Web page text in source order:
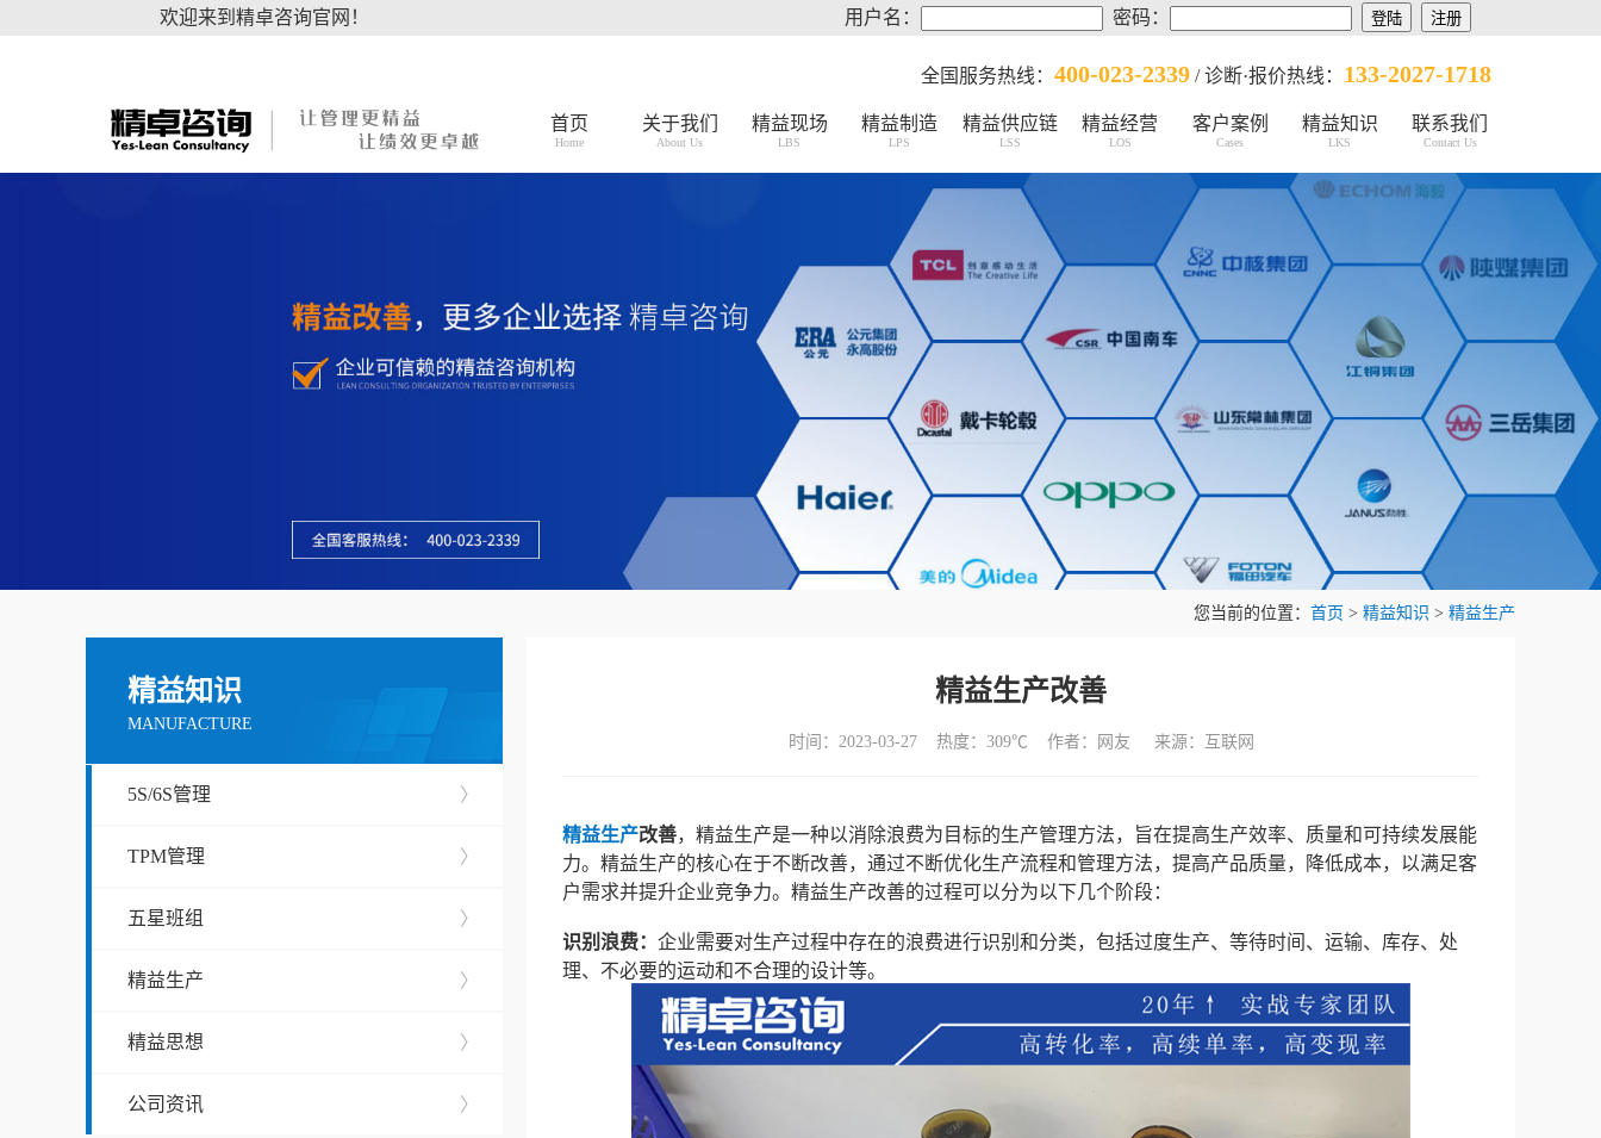
欢迎来到精卓咨询官网！ 用户名： 密码：
全国服务热线： 400-023-2339 / 诊断·报价热线： 133-2027-1718
首页
Home
关于我们
About Us
精益现场
LBS
精益制造
LPS
精益供应链
LSS
精益经营
LOS
客户案例
Cases
精益知识
LKS
联系我们
Contact Us
您当前的位置： 首页 > 精益知识 > 精益生产
精益知识
MANUFACTURE
5S/6S管理 〉
TPM管理 〉
五星班组 〉
精益生产 〉
精益思想 〉
公司资讯 〉
精益生产改善
时间：2023-03-27 热度： 309℃ 作者：网友 来源：互联网
精益生产改善，精益生产是一种以消除浪费为目标的生产管理方法，旨在提高生产效率、质量和可持续发展能
力。精益生产的核心在于不断改善，通过不断优化生产流程和管理方法，提高产品质量，降低成本，以满足客
户需求并提升企业竞争力。精益生产改善的过程可以分为以下几个阶段：
识别浪费： 企业需要对生产过程中存在的浪费进行识别和分类，包括过度生产、等待时间、运输、库存、处
理、不必要的运动和不合理的设计等。